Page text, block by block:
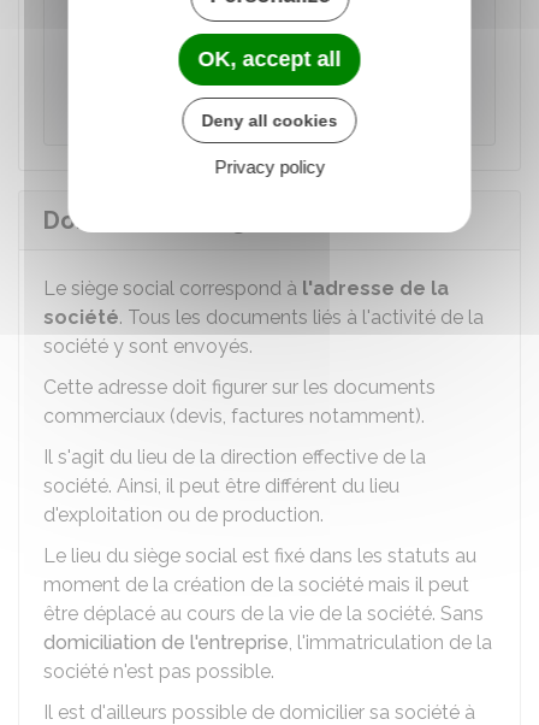
dénomination sociale et le nom commercial
sont souvent identiques, bien qu'ils
remplissent des fonctions juridiques
Domicilier le siège social
Le siège social correspond à l'adresse de la
société. Tous les documents liés à l'activité de la
société y sont envoyés.
Cette adresse doit figurer sur les documents
commerciaux (devis, factures notamment).
Il s'agit du lieu de la direction effective de la
société. Ainsi, il peut être différent du lieu
d'exploitation ou de production.
Le lieu du siège social est fixé dans les statuts au
moment de la création de la société mais il peut
être déplacé au cours de la vie de la société. Sans
domiciliation de l'entreprise, l'immatriculation de la
société n'est pas possible.
Il est d'ailleurs possible de domicilier sa société à
OK, accept all
Deny all cookies
Privacy policy